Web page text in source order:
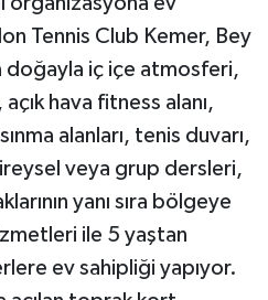
Tennis Club Kemer, Bey
doğayla iç içe atmosferi,
hava fitness alanı,
alanları, tenis duvarı,
veya grup dersleri,
yanı sıra bölgeye
ile 5 yaştan
ev sahipliği yapıyor.